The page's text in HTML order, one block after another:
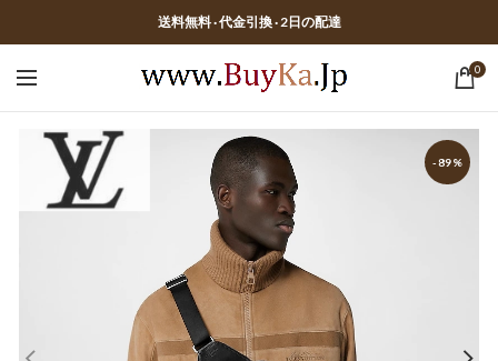
送料無料 · 代金引換 · 2日の配達
0
-89%